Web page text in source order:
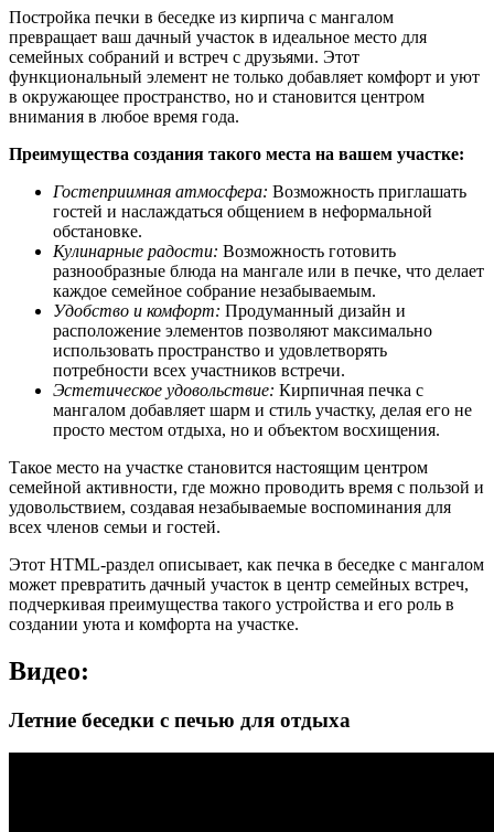
Постройка печки в беседке из кирпича с мангалом
превращает ваш дачный участок в идеальное место для
семейных собраний и встреч с друзьями. Этот
функциональный элемент не только добавляет комфорт и уют
в окружающее пространство, но и становится центром
внимания в любое время года.
Преимущества создания такого места на вашем участке:
Гостеприимная атмосфера: Возможность приглашать
гостей и наслаждаться общением в неформальной
обстановке.
Кулинарные радости: Возможность готовить
разнообразные блюда на мангале или в печке, что делает
каждое семейное собрание незабываемым.
Удобство и комфорт: Продуманный дизайн и
расположение элементов позволяют максимально
использовать пространство и удовлетворять
потребности всех участников встречи.
Эстетическое удовольствие: Кирпичная печка с
мангалом добавляет шарм и стиль участку, делая его не
просто местом отдыха, но и объектом восхищения.
Такое место на участке становится настоящим центром
семейной активности, где можно проводить время с пользой и
удовольствием, создавая незабываемые воспоминания для
всех членов семьи и гостей.
Этот HTML-раздел описывает, как печка в беседке с мангалом
может превратить дачный участок в центр семейных встреч,
подчеркивая преимущества такого устройства и его роль в
создании уюта и комфорта на участке.
Видео:
Летние беседки с печью для отдыха